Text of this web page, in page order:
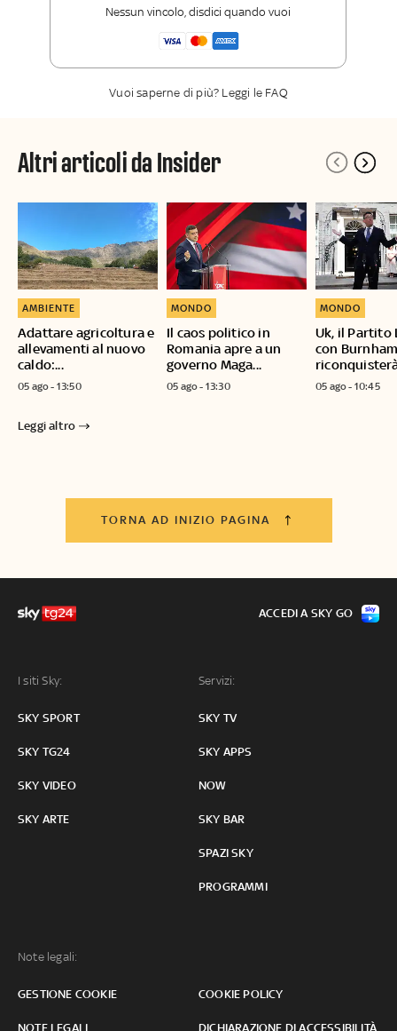
Nessun vincolo, disdici quando vuoi
Vuoi saperne di più? Leggi le FAQ
Altri articoli da Insider
Adattare agricoltura e
allevamenti al nuovo
caldo:...
AMBIENTE
05 ago - 13:50
Il caos politico in
Romania apre a un
governo Maga...
MONDO
05 ago - 13:30
Uk, il Partito
con
MONDO
05 ago - 10:45
Leggi altro
TORNA AD INIZIO PAGINA
I siti Sky:
SKY SPORT
SKY TG24
SKY VIDEO
SKY ARTE
Servizi:
SKY TV
SKY APPS
NOW
SKY BAR
SPAZI SKY
PROGRAMMI
Note legali:
GESTIONE COOKIE COOKIE POLICY
NOTE LEGALI DICHIARAZIONE DI ACCESSIBILITÀ
ACCEDI A SKY GO